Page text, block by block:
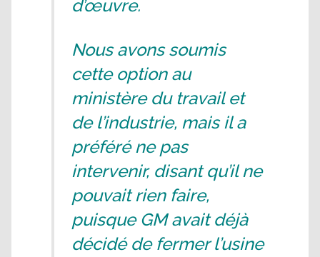
d’œuvre.
Nous avons soumis
cette option au
ministère du travail et
de l’industrie, mais il a
préféré ne pas
intervenir, disant qu’il ne
pouvait rien faire,
puisque GM avait déjà
décidé de fermer l’usine